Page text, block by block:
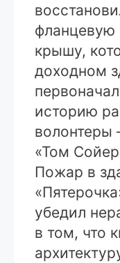
фланцевую
крышу,
доходном
историю
волонтеры
«Том
Пожар в
убедил
в том, что